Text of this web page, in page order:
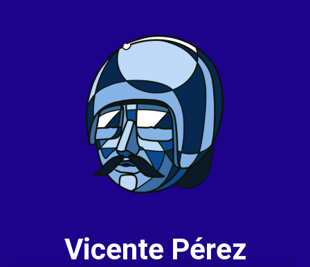
Vicente Pérez